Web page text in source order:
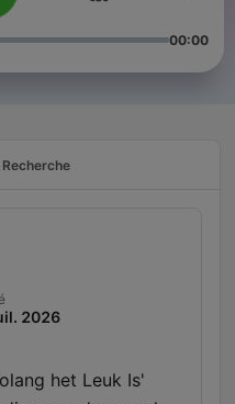
00:00
Recherche
2026
het Leuk Is'